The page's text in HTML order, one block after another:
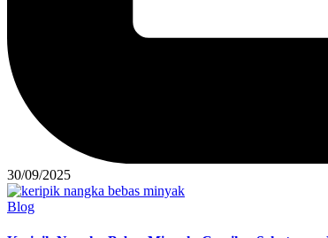
30/09/2025
Posted
Blog